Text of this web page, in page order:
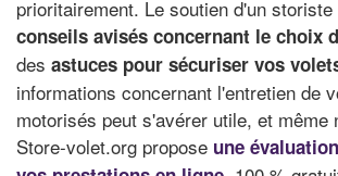
prioritairement. Le soutien d'un storiste
conseils avisés concernant le choix
des astuces pour sécuriser vos
informations concernant l'entretien de
motorisés peut s'avérer utile, et même
Store-volet.org propose une